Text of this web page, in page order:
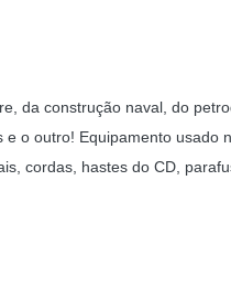
da construção naval, do
o outro! Equipamento usado
cordas, hastes do CD,